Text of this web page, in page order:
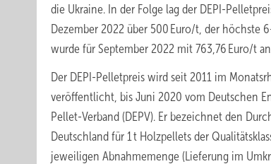
die Ukraine. In der Folge lag der DEPI-
Dezember 2022 über 500 Euro/t, der höchste
wurde für September 2022 mit 763,76 Euro/t
Der DEPI-Pelletpreis wird seit 2011 im
veröffentlicht, bis Juni 2020 vom Deutschen
Pellet-Verband (DEPV). Er bezeichnet den
Deutschland für 1 t Holzpellets der
jeweiligen Abnahmemenge (Lieferung im